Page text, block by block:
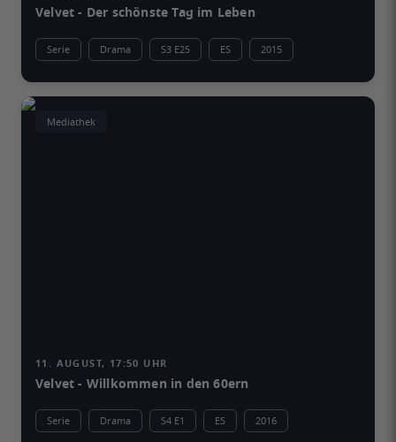
Velvet - Der schönste Tag im Leben
Serie Drama S3 E25 ES 2015
Mediathek
11. AUGUST, 17:50 UHR
Velvet - Willkommen in den 60ern
Serie Drama S4 E1 ES 2016